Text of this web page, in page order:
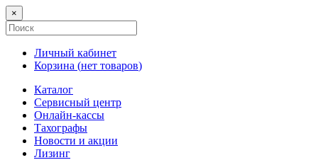
×
Личный кабинет
Корзина (нет товаров)
Каталог
Сервисный центр
Онлайн-кассы
Тахографы
Новости и акции
Лизинг